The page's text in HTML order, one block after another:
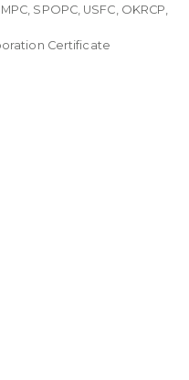
SPOPC, USFC, OKRCP,
Certificate